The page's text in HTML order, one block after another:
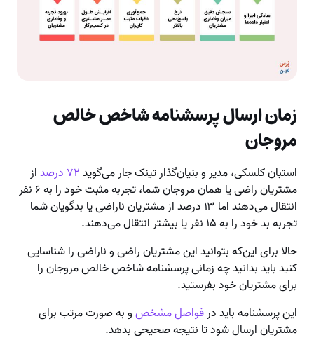
زمان ارسال پرسشنامه شاخص خالص
مروجان
استبان کلسکی، مدیر و بنیان‌گذار تینک جار می‌گوید۷۲ درصد
از
مشتریان راضی یا همان مروجان شما، تجربه مثبت خود را به ۶ نفر
انتقال می‌دهند اما ۱۳ درصد از مشتریان ناراضی یا بدگویان شما
تجربه بد خود را به ۱۵ نفر یا بیشتر انتقال می‌دهند.
حالا برای این‌که بتوانید این مشتریان راضی و ناراضی را شناسایی
کنید باید بدانید چه زمانی پرسشنامه شاخص خالص مروجان را
برای مشتریان خود بفرستید.
این پرسشنامه باید درفواصل مشخصو به صورت مرتب برای
مشتریان ارسال شود تا نتیجه صحیحی بدهد.